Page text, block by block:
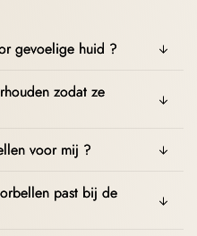
gevoelige huid ?
zodat ze
voor mij ?
past bij de